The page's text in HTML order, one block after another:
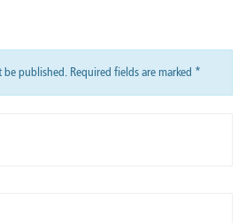
published. Required fields are marked *